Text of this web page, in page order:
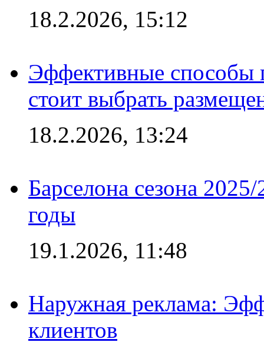
18.2.2026, 15:12
Эффективные способы
стоит выбрать
18.2.2026, 13:24
Барселона сезона
годы
19.1.2026, 11:48
Наружная реклама:
клиентов